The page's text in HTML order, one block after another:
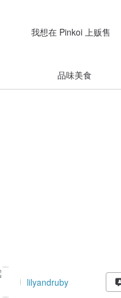
我想在 Pinkoi 上贩售
品味美食
lilyandruby